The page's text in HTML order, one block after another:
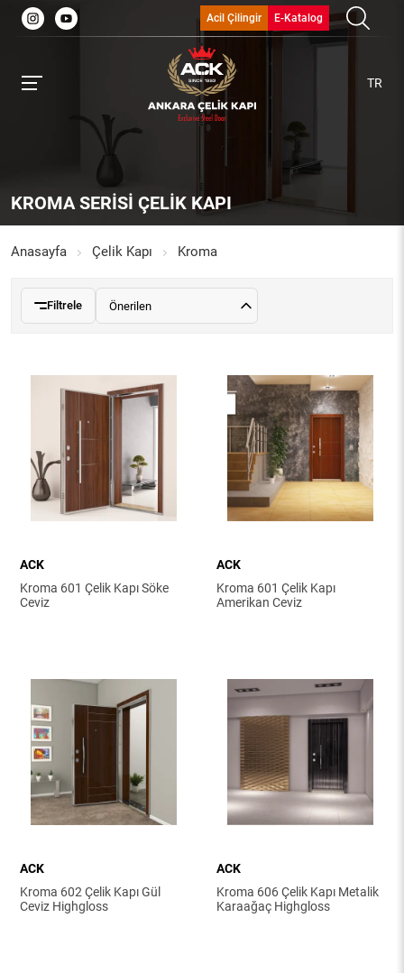
Acil Çilingir E-Katalog
TR
KROMA SERISI ÇELIK KAPI
Anasayfa Çelik Kapı Kroma
Filtrele Önerilen
ACK
Kroma 601 Çelik Kapı Söke
Ceviz
ACK
Kroma 601 Çelik Kapı
Amerikan Ceviz
ACK
Kroma 602 Çelik Kapı Gül
Ceviz Highgloss
ACK
Kroma 606 Çelik Kapı Metalik
Karaağaç Highgloss